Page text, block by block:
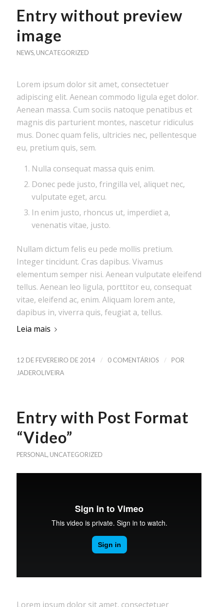
Entry without preview
image
NEWS, UNCATEGORIZED
Lorem ipsum dolor sit amet, consectetuer
adipiscing elit. Aenean commodo ligula eget dolor.
Aenean massa. Cum sociis natoque penatibus et
magnis dis parturient montes, nascetur ridiculus
mus. Donec quam felis, ultricies nec, pellentesque
eu, pretium quis, sem.
Nulla consequat massa quis enim.
Donec pede justo, fringilla vel, aliquet nec,
vulputate eget, arcu.
In enim justo, rhoncus ut, imperdiet a,
venenatis vitae, justo.
Nullam dictum felis eu pede mollis pretium.
Integer tincidunt. Cras dapibus. Vivamus
elementum semper nisi. Aenean vulputate eleifend
tellus. Aenean leo ligula, porttitor eu, consequat
vitae, eleifend ac, enim. Aliquam lorem ante,
dapibus in, viverra quis, feugiat a, tellus.
Leia mais
12 DE FEVEREIRO DE 2014 / 0 COMENTÁRIOS /
POR
JADEROLIVEIRA
Entry with Post Format
“Video”
PERSONAL , UNCATEGORIZED
Lorem ipsum dolor sit amet, consectetuer